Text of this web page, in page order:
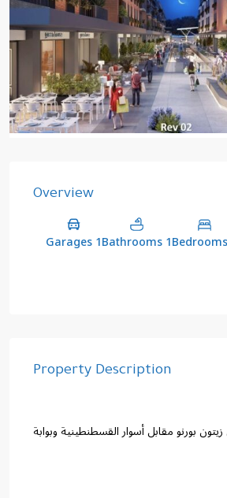
Overview
1 Bathrooms
1 Garages
Property Description
بورنو مقابل أسوار القسطنطينية وبوابة